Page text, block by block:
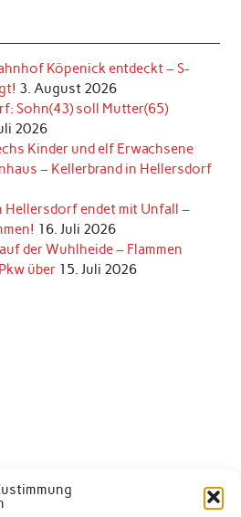
Köpenick entdeckt – S-
3. August 2026
Sohn(43) soll Mutter(65)
2026
Kinder und elf Erwachsene
– Kellerbrand in Hellersdorf
Hellersdorf endet mit Unfall –
16. Juli 2026
der Wuhlheide – Flammen
über 15. Juli 2026